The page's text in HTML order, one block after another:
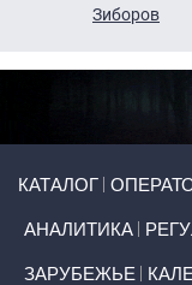
Зиборов
КАТАЛОГ
АНАЛИТИКА
ЗАРУБЕЖЬЕ